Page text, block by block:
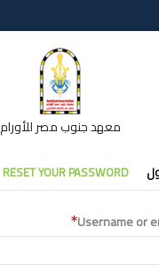
معهد جنوب مصر للأورام
RESET YOUR PASSWORD
Username or